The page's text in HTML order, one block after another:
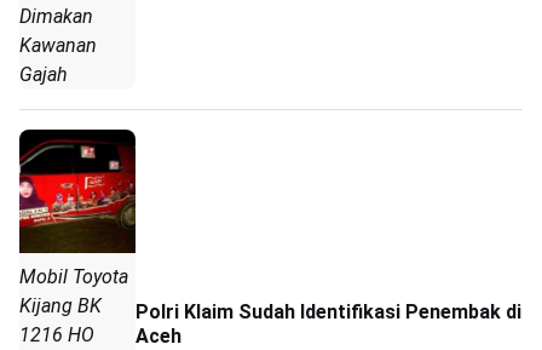
Dimakan
Kawanan
Gajah
Mobil Toyota
Kijang BK
1216 HO
Polri Klaim Sudah Identifikasi Penembak di
Aceh